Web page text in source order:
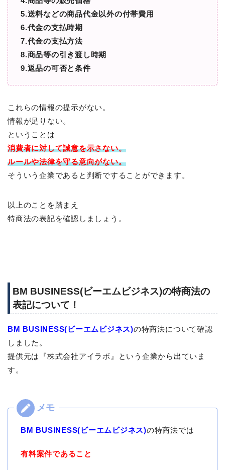
5.送料などの商品代金以外の付帯費用
6.代金の支払時期
7.代金の支払方法
8.商品等の引き渡し時期
9.返品の可否と条件
これらの情報の提示がない。
情報が足りない。
ということは
消費者に対して誠意を示さない。
ルールや法律を守る意向がない。
そういう企業であると判断ですることができます。
以上のことを踏まえ
特商法の表記を確認しましょう。
BM BUSINESS(ビーエムビジネス)の特商法の
表記について！
BM BUSINESS(ビーエムビジネス)の特商法について確認
しました。
提供元は『株式会社アイラボ』という企業から出ていま
す。
BM BUSINESS(ビーエムビジネス)の特商法では
有料案件であること